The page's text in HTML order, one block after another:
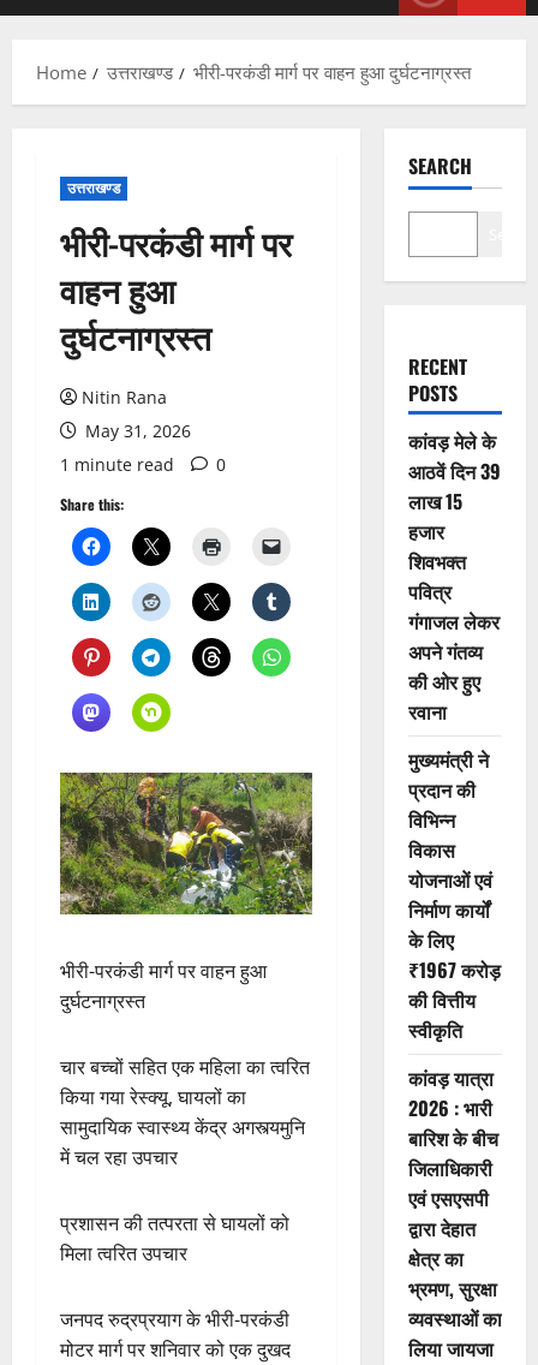
Home उत्तराखण्ड भीरी-परकंडी मार्ग पर वाहन हुआ दुर्घटनाग्रस्त
उत्तराखण्ड
भीरी-परकंडी मार्ग पर
वाहन हुआ
दुर्घटनाग्रस्त
Nitin Rana
May 31, 2026
1 minute read
0
Share this:
भीरी-परकंडी मार्ग पर वाहन हुआ
दुर्घटनाग्रस्त
चार बच्चों सहित एक महिला का त्वरित
किया गया रेस्क्यू, घायलों का
सामुदायिक स्वास्थ्य केंद्र अगस्त्यमुनि
में चल रहा उपचार
प्रशासन की तत्परता से घायलों को
मिला त्वरित उपचार
जनपद रुद्रप्रयाग के भीरी-परकंडी
मोटर मार्ग पर शनिवार को एक दुखद
SEARCH
RECENT
POSTS
कांवड़ मेले के
आठवें दिन 39
लाख 15
हजार
शिवभक्त
पवित्र
गंगाजल लेकर
अपने गंतव्य
की ओर हुए
रवाना
मुख्यमंत्री ने
प्रदान की
विभिन्न
विकास
योजनाओं एवं
निर्माण कार्यों
के लिए
₹1967 करोड़
की वित्तीय
स्वीकृति
कांवड़ यात्रा
2026 : भारी
बारिश के बीच
जिलाधिकारी
एवं एसएसपी
द्वारा देहात
क्षेत्र का
भ्रमण, सुरक्षा
व्यवस्थाओं का
लिया जायजा